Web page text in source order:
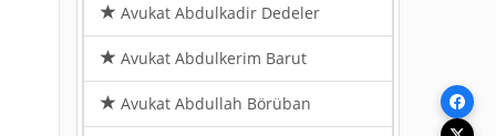
Avukat Abdulkadir Dedeler
Avukat Abdulkerim Barut
Avukat Abdullah Börüban